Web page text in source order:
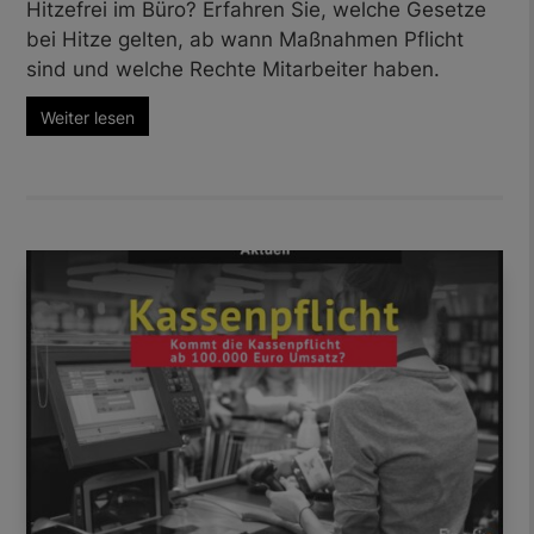
Hitzefrei im Büro? Erfahren Sie, welche Gesetze
bei Hitze gelten, ab wann Maßnahmen Pflicht
sind und welche Rechte Mitarbeiter haben.
Weiter lesen